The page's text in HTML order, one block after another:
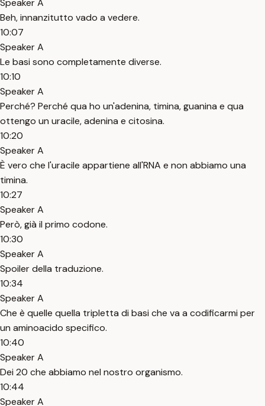
Speaker A
Beh, innanzitutto vado a vedere.
10:07
Speaker A
Le basi sono completamente diverse.
10:10
Speaker A
Perché? Perché qua ho un'adenina, timina, guanina e qua
ottengo un uracile, adenina e citosina.
10:20
Speaker A
È vero che l'uracile appartiene all'RNA e non abbiamo una
timina.
10:27
Speaker A
Però, già il primo codone.
10:30
Speaker A
Spoiler della traduzione.
10:34
Speaker A
Che è quelle quella tripletta di basi che va a codificarmi per
un aminoacido specifico.
10:40
Speaker A
Dei 20 che abbiamo nel nostro organismo.
10:44
Speaker A